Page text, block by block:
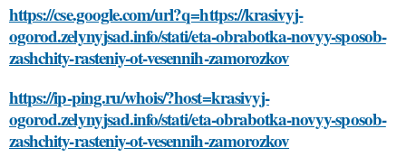
https://cse.google.com/url?q=https://krasivyj-
ogorod.zelynyjsad.info/stati/eta-obrabotka-novyy-sposob-
zashchity-rasteniy-ot-vesennih-zamorozkov
https://ip-ping.ru/whois/?host=krasivyj-
ogorod.zelynyjsad.info/stati/eta-obrabotka-novyy-sposob-
zashchity-rasteniy-ot-vesennih-zamorozkov